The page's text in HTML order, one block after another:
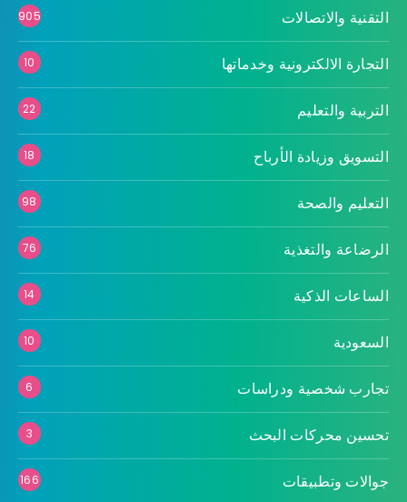
التقنية والاتصالات 905
التجارة الالكترونية وخدماتها 10
التربية والتعليم 22
التسويق وزيادة الأرباح 18
التعليم والصحة 98
الرضاعة والتغذية 76
الساعات الذكية 14
السعودية 10
تجارب شخصية ودراسات 6
تحسين محركات البحث 3
جوالات وتطبيقات 166